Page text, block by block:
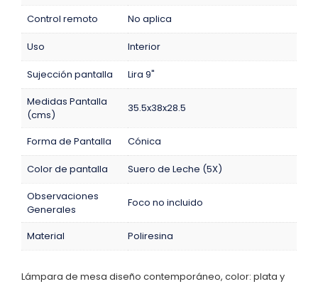
Control remoto No aplica
Uso Interior
Sujección pantalla
Lira 9"
Medidas Pantalla
(cms)
35.5x38x28.5
Forma de Pantalla Cónica
Color de pantalla
Suero de Leche (5X)
Observaciones
Generales
Foco no incluido
Material Poliresina
Lámpara de mesa diseño contemporáneo, color: plata y